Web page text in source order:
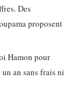
Des
proposent
Hamon pour
an sans frais ni